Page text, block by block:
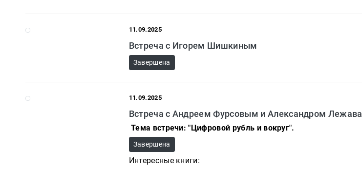
11.09.2025
Встреча с Игорем Шишкиным
Завершена
11.09.2025
Встреча с Андреем Фурсовым и Александром Лежава
Тема встречи: "Цифровой рубль и вокруг".
Завершена
Интересные книги: